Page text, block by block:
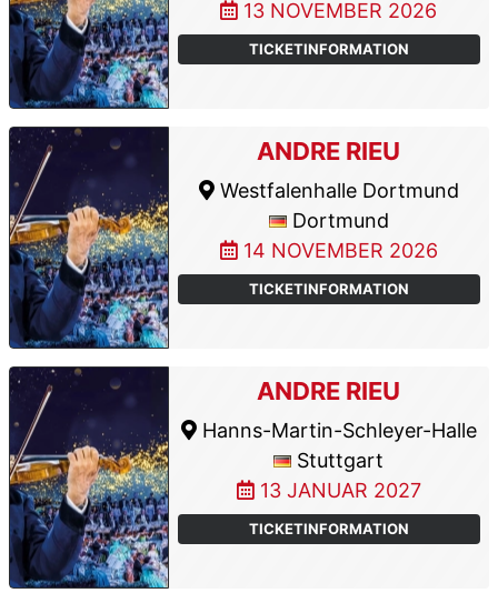
13 NOVEMBER 2026
TICKETINFORMATION
ANDRE RIEU
Westfalenhalle Dortmund
Dortmund
14 NOVEMBER 2026
TICKETINFORMATION
ANDRE RIEU
Hanns-Martin-Schleyer-Halle
Stuttgart
13 JANUAR 2027
TICKETINFORMATION